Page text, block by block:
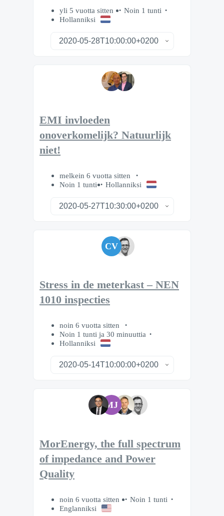
yli 5 vuotta sitten
Noin 1 tunti
Hollanniksi
EMI invloeden
onoverkomelijk? Natuurlijk
niet!
melkein 6 vuotta sitten
Noin 1 tunti
Hollanniksi
CV
Stress in de meterkast – NEN
1010 inspecties
noin 6 vuotta sitten
Noin 1 tunti ja 30 minuuttia
Hollanniksi
MJ
MorEnergy, the full spectrum
of impedance and Power
Quality
noin 6 vuotta sitten
Noin 1 tunti
Englanniksi